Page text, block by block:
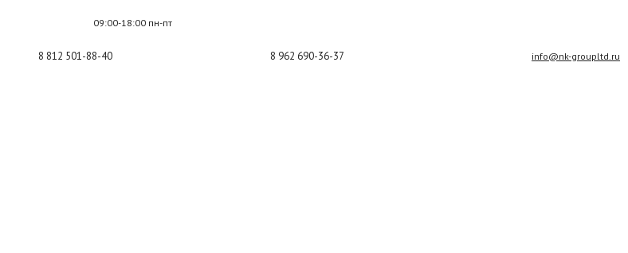
09:00-18:00 пн-пт
8 812 501-88-40 8 962 690-36-37
info@nk-groupltd.ru